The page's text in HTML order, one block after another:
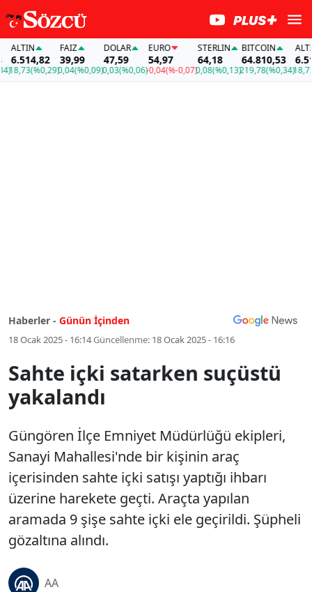
ALTIN
6.514,82
(%0,29)
FAİZ
39,99
0,04(%0,09)
DOLAR
47,59
0,03(%0,06)
EURO
54,97
-0,04(%-0,07)
STERLIN
64,18
0,08(%0,13)
BITCOIN
64.810,53
219,78(%0,34)
ALTIN
18,73
Haberler - Günün İçinden
18 Ocak 2025 - 16:14Güncellenme: 18 Ocak 2025 - 16:16
Sahte içki satarken suçüstü
yakalandı
Güngören İlçe Emniyet Müdürlüğü ekipleri,
Sanayi Mahallesi'nde bir kişinin araç
içerisinden sahte içki satışı yaptığı ihbarı
üzerine harekete geçti. Araçta yapılan
aramada 9 şişe sahte içki ele geçirildi. Şüpheli
gözaltına alındı.
AA